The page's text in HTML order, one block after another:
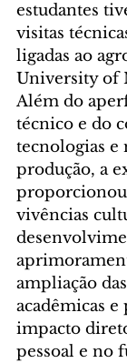
estudantes
visitas
ligadas ao
University of
Além do
técnico e do
tecnologias e
produção, a
proporcionou
vivências
ampliação
acadêmicas
impacto
pessoal e no